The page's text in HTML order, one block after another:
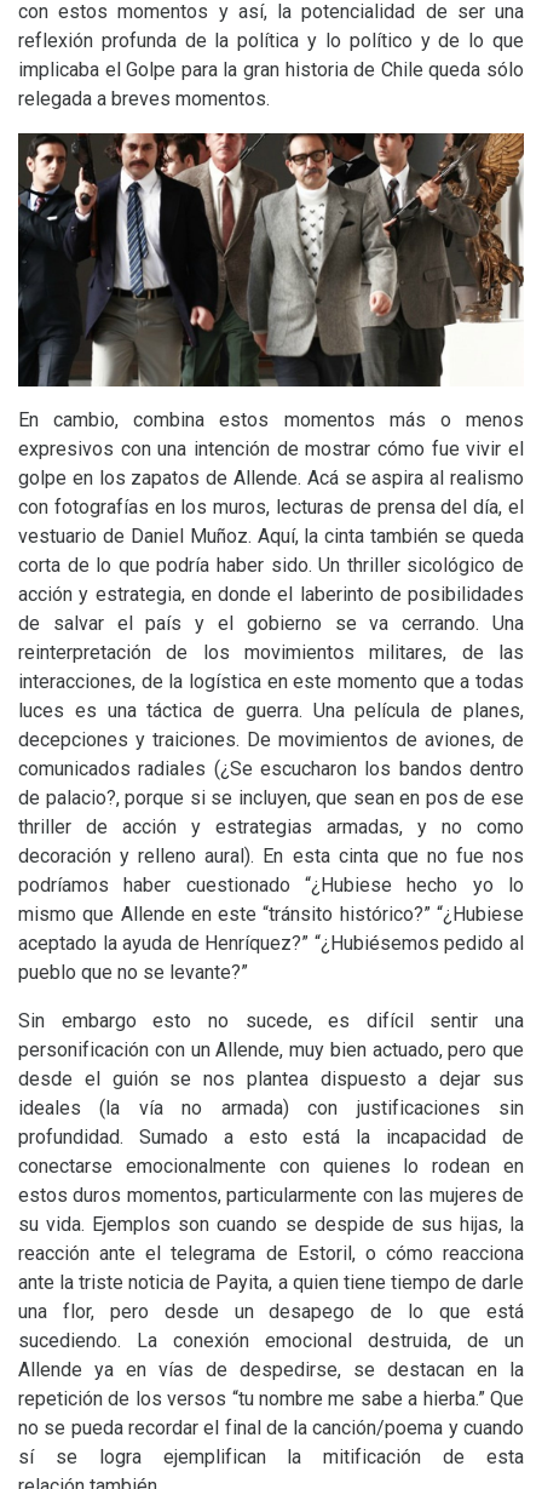
con estos momentos y así, la potencialidad de ser una
reflexión profunda de la política y lo político y de lo que
implicaba el Golpe para la gran historia de Chile queda sólo
relegada a breves momentos.
En cambio, combina estos momentos más o menos
expresivos con una intención de mostrar cómo fue vivir el
golpe en los zapatos de Allende. Acá se aspira al realismo
con fotografías en los muros, lecturas de prensa del día, el
vestuario de Daniel Muñoz. Aquí, la cinta también se queda
corta de lo que podría haber sido. Un thriller sicológico de
acción y estrategia, en donde el laberinto de posibilidades
de salvar el país y el gobierno se va cerrando. Una
reinterpretación de los movimientos militares, de las
interacciones, de la logística en este momento que a todas
luces es una táctica de guerra. Una película de planes,
decepciones y traiciones. De movimientos de aviones, de
comunicados radiales (¿Se escucharon los bandos dentro
de palacio?, porque si se incluyen, que sean en pos de ese
thriller de acción y estrategias armadas, y no como
decoración y relleno aural). En esta cinta que no fue nos
podríamos haber cuestionado “¿Hubiese hecho yo lo
mismo que Allende en este “tránsito histórico?” “¿Hubiese
aceptado la ayuda de Henríquez?” “¿Hubiésemos pedido al
pueblo que no se levante?”
Sin embargo esto no sucede, es difícil sentir una
personificación con un Allende, muy bien actuado, pero que
desde el guión se nos plantea dispuesto a dejar sus
ideales (la vía no armada) con justificaciones sin
profundidad. Sumado a esto está la incapacidad de
conectarse emocionalmente con quienes lo rodean en
estos duros momentos, particularmente con las mujeres de
su vida. Ejemplos son cuando se despide de sus hijas, la
reacción ante el telegrama de Estoril, o cómo reacciona
ante la triste noticia de Payita, a quien tiene tiempo de darle
una flor, pero desde un desapego de lo que está
sucediendo. La conexión emocional destruida, de un
Allende ya en vías de despedirse, se destacan en la
repetición de los versos “tu nombre me sabe a hierba.” Que
no se pueda recordar el final de la canción/poema y cuando
sí se logra ejemplifican la mitificación de esta